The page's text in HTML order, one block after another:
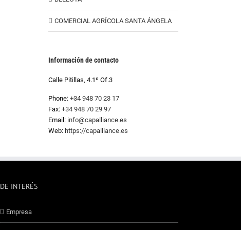
COMERCIAL AGRÍCOLA SANTA ÁNGELA
Información de contacto
Calle Pitillas, 4.1º Of.3
Phone: +34 948 70 23 17
Fax: +34 948 70 29 97
Email: info@capalliance.es
Web: https://capalliance.es
DE INTERÉS
Empresa